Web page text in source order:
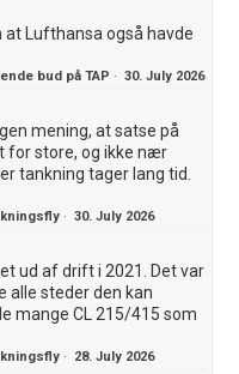
at Lufthansa også havde
bud på TAP ·30. July 2026
mening, at satse på
for store, og ikke nær
tankning tager lang tid.
·30. July 2026
ud af drift i 2021. Det var
alle steder den kan
mange CL 215/415 som
· 28. July 2026